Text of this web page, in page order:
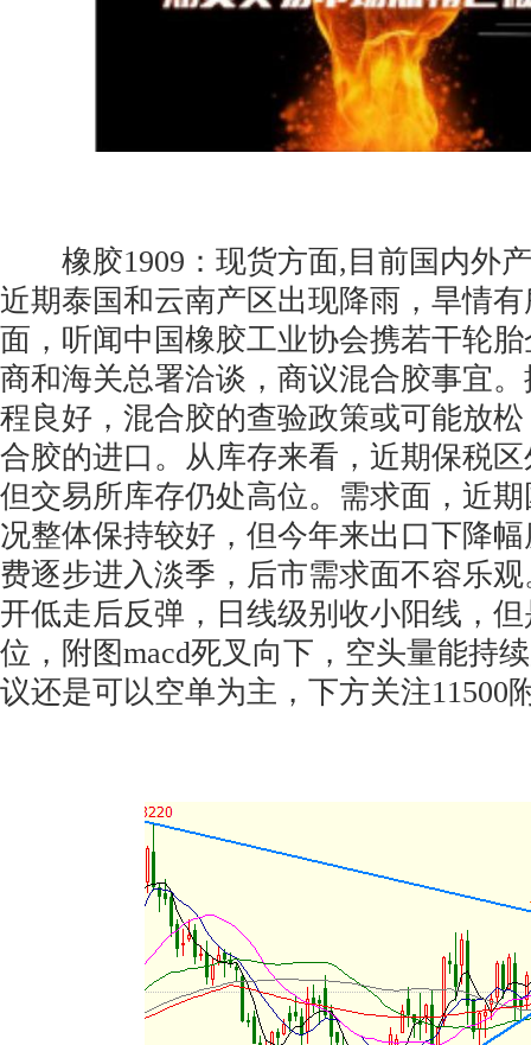
橡胶1909：现货方面,目前国内外
近期泰国和云南产区出现降雨，旱情
面，听闻中国橡胶工业协会携若干轮
商和海关总署洽谈，商议混合胶事宜
程良好，混合胶的查验政策或可能放
合胶的进口。从库存来看，近期保税
但交易所库存仍处高位。需求面，近
况整体保持较好，但今年来出口下降
费逐步进入淡季，后市需求面不容乐
开低走后反弹，日线级别收小阳线，
位，附图macd死叉向下，空头量能持
议还是可以空单为主，下方关注11500